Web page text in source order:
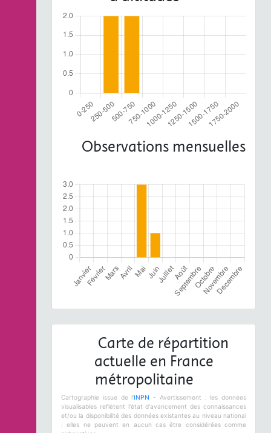
Observations mensuelles
Carte de répartition
actuelle en France
métropolitaine
Cartographie issue de l'INPN
- Avertissement : les données
visualisables reflètent l'état d'avancement des connaissances
et/ou la disponibilité des données existantes au niveau national
: elles ne peuvent en aucun cas être considérées comme